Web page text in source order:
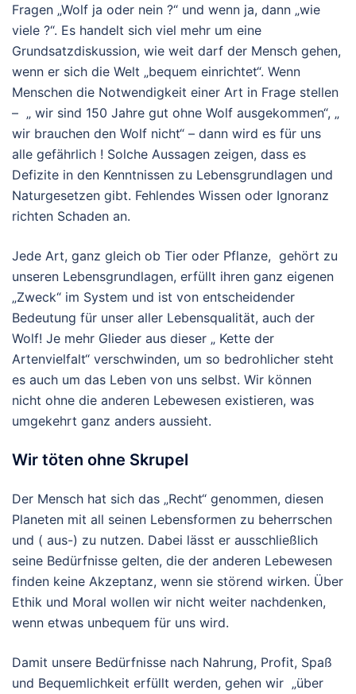
Fragen „Wolf ja oder nein ?“ und wenn ja, dann „wie
viele ?“. Es handelt sich viel mehr um eine
Grundsatzdiskussion, wie weit darf der Mensch gehen,
wenn er sich die Welt „bequem einrichtet“. Wenn
Menschen die Notwendigkeit einer Art in Frage stellen
– „ wir sind 150 Jahre gut ohne Wolf ausgekommen“, „
wir brauchen den Wolf nicht“ – dann wird es für uns
alle gefährlich ! Solche Aussagen zeigen, dass es
Defizite in den Kenntnissen zu Lebensgrundlagen und
Naturgesetzen gibt. Fehlendes Wissen oder Ignoranz
richten Schaden an.
Jede Art, ganz gleich ob Tier oder Pflanze, gehört zu
unseren Lebensgrundlagen, erfüllt ihren ganz eigenen
„Zweck“ im System und ist von entscheidender
Bedeutung für unser aller Lebensqualität, auch der
Wolf! Je mehr Glieder aus dieser „ Kette der
Artenvielfalt“ verschwinden, um so bedrohlicher steht
es auch um das Leben von uns selbst. Wir können
nicht ohne die anderen Lebewesen existieren, was
umgekehrt ganz anders aussieht.
Wir töten ohne Skrupel
Der Mensch hat sich das „Recht“ genommen, diesen
Planeten mit all seinen Lebensformen zu beherrschen
und ( aus-) zu nutzen. Dabei lässt er ausschließlich
seine Bedürfnisse gelten, die der anderen Lebewesen
finden keine Akzeptanz, wenn sie störend wirken. Über
Ethik und Moral wollen wir nicht weiter nachdenken,
wenn etwas unbequem für uns wird.
Damit unsere Bedürfnisse nach Nahrung, Profit, Spaß
und Bequemlichkeit erfüllt werden, gehen wir „über